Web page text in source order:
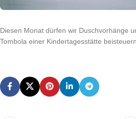
Diesen Monat dürfen wir Duschvorhänge
Tombola einer Kindertagesstätte